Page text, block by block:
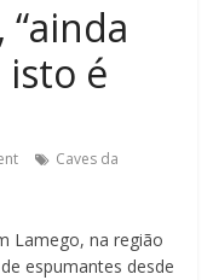
é
Caves da
Lamego, na região
espumantes desde